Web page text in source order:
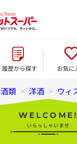
履歴から探す お気に
酒類 > 洋酒 > ウィ
WELCOME!
いらっしゃいませ